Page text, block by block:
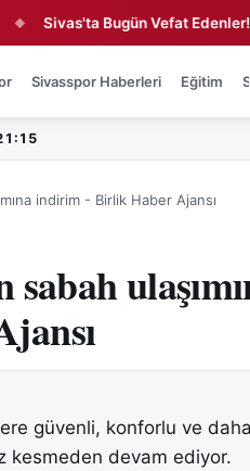
Bugün Vefat Edenler! ◆
Sivasspor Haberleri Eğitim
indirim - Birlik Haber Ajansı
güvenli, konforlu ve
kesmeden devam ediyor.